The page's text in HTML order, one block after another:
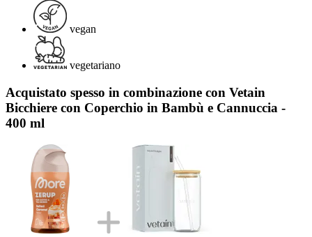
vegan
vegetariano
Acquistato spesso in combinazione con Vetain
Bicchiere con Coperchio in Bambù e Cannuccia -
400 ml